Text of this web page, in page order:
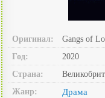
Оригинал:
Gangs of
Год:
2020
Страна:
Жанр:
Драма